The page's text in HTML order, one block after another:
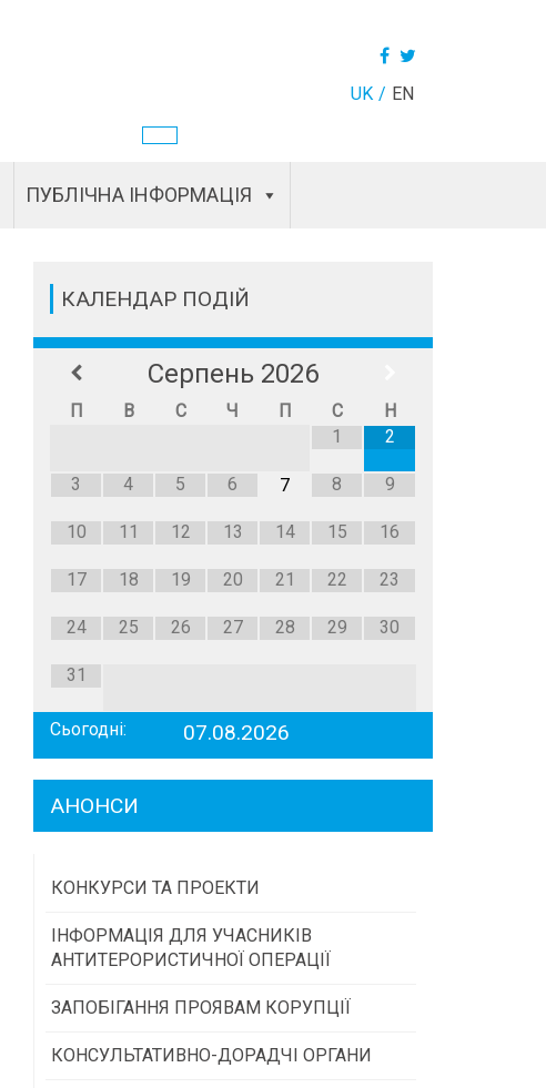
UK EN
ПУБЛІЧНА ІНФОРМАЦІЯ
КАЛЕНДАР ПОДІЙ
Серпень 2026
П В С Ч П С
Н
1
2
3 4 5 6 7 8 9
10 11 12 13 14 15 16
17 18 19 20 21 22 23
24 25 26 27 28 29 30
31
Сьогодні: 07.08.2026
АНОНСИ
КОНКУРСИ ТА ПРОЕКТИ
Конкурс проектів та програм місцевого
самоврядування
суспільства
ІНФОРМАЦІЯ ДЛЯ УЧАСНИКІВ
АНТИТЕРОРИСТИЧНОЇ ОПЕРАЦІЇ
ЗАПОБІГАННЯ ПРОЯВАМ КОРУПЦІЇ
КОНСУЛЬТАТИВНО-ДОРАДЧІ ОРГАНИ